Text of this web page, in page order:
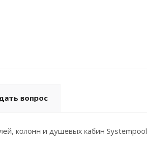
вопрос
колонн и душевых кабин Systempool